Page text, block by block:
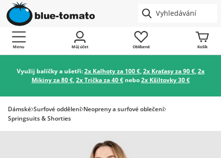
Menu Můj účet Oblíbené Košík
Využij balíčky a ušetři:2x Kalhoty za 100 €,2x Kraťasy za 90 €,2x
Mikiny za 80 €,2x Trička za 40 €nebo2x Kšiltovky 30 €
Dámské Surfové oddělení Neopreny a surfové oblečení
Springsuits & Shorties